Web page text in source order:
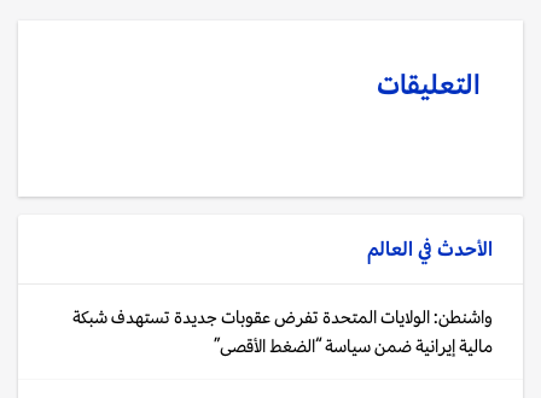
التعليقات
الأحدث في العالم
واشنطن: الولايات المتحدة تفرض عقوبات جديدة تستهدف شبكة
مالية إيرانية ضمن سياسة “الضغط الأقصى”